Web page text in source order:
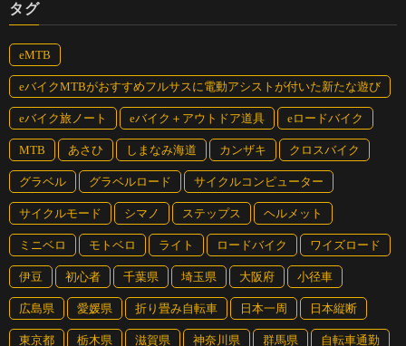
タグ
eMTB
eバイクMTBがおすすめフルサスに電動アシストが付いた新たな遊び
eバイク旅ノート eバイク＋アウトドア道具 eロードバイク
MTB あさひ しまなみ海道 カンザキ クロスバイク
グラベル グラベルロード サイクルコンピューター
サイクルモード シマノ ステップス ヘルメット
ミニベロ モトベロ ライト ロードバイク ワイズロード
伊豆 初心者 千葉県 埼玉県 大阪府 小径車
広島県 愛媛県 折り畳み自転車 日本一周 日本縦断
東京都 栃木県 滋賀県 神奈川県 群馬県 自転車通勤